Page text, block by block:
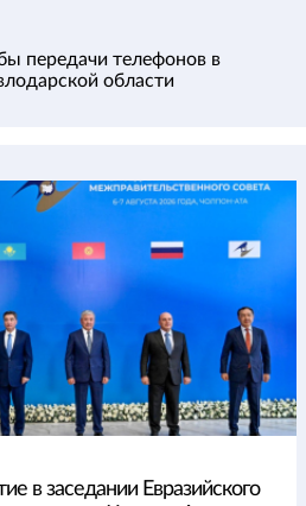
передачи телефонов в
области
в заседании Евразийского